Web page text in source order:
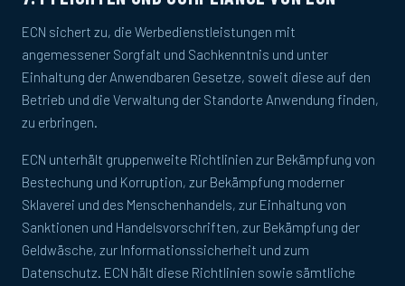
ECN sichert zu, die Werbedienstleistungen mit
angemessener Sorgfalt und Sachkenntnis und unter
Einhaltung der Anwendbaren Gesetze, soweit diese auf den
Betrieb und die Verwaltung der Standorte Anwendung finden,
zu erbringen.
ECN unterhält gruppenweite Richtlinien zur Bekämpfung von
Bestechung und Korruption, zur Bekämpfung moderner
Sklaverei und des Menschenhandels, zur Einhaltung von
Sanktionen und Handelsvorschriften, zur Bekämpfung der
Geldwäsche, zur Informationssicherheit und zum
Datenschutz. ECN hält diese Richtlinien sowie sämtliche